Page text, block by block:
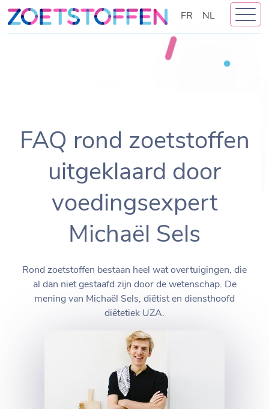
Skip
to
content
FR NL
FAQ rond zoetstoffen
uitgeklaard door
voedingsexpert
Michaël Sels
Rond zoetstoffen bestaan heel wat overtuigingen, die
al dan niet gestaafd zijn door de wetenschap. De
mening van Michaël Sels, diëtist en diensthoofd
diëtetiek UZA.